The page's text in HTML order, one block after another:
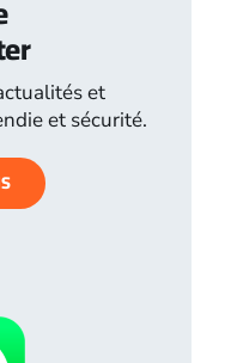
et
et sécurité.